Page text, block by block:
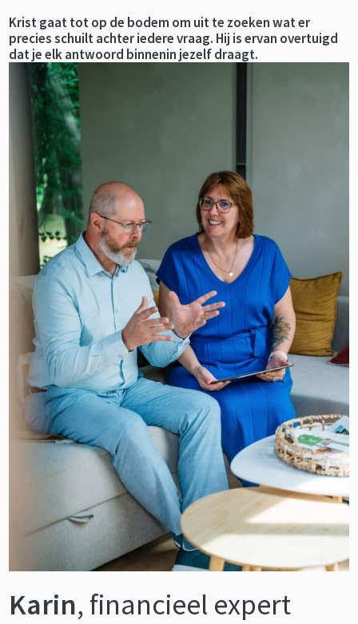
Krist gaat tot op de bodem om uit te zoeken wat er
precies schuilt achter iedere vraag. Hij is ervan overtuigd
dat je elk antwoord binnenin jezelf draagt.
Karin, financieel expert